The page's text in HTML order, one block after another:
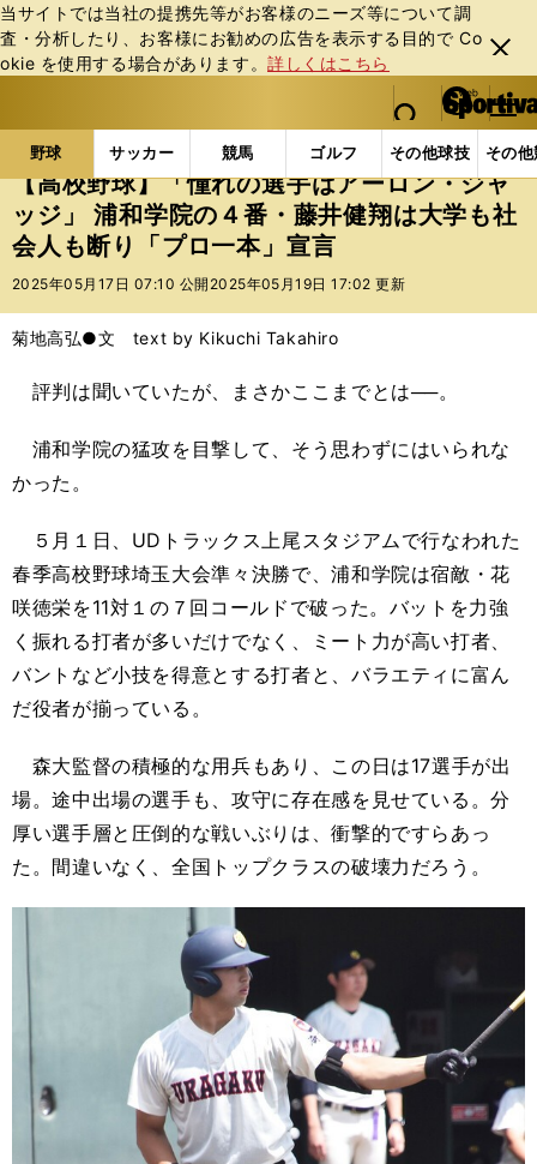
当サイトでは当社の提携先等がお客様のニーズ等について調
査・分析したり、お客様にお勧めの広告を表⽰する⽬的で Co
okie を使⽤する場合があります。詳しくはこちら
閉じ
る
web Sportiva (webスポルティーバ)
検索
マイペ
ー
ジ
メニュ
野球 サッカー 競馬 ゴルフ その他球技 その
b
ス
ポ
ル
テ
ー
バ
野球の記事一覧 高校野球他 【高校野球】「憧れの
【高校野球】「憧れの選手はアーロン・ジャ
ッジ」 浦和学院の４番・藤井健翔は大学も社
会人も断り「プロ一本」宣言
2025年05月17日 07:10 公開 2025年05月19日 17:02 更新
菊地高弘●文 text by Kikuchi Takahiro
評判は聞いていたが、まさかここまでとは──。
浦和学院の猛攻を目撃して、そう思わずにはいられな
かった。
５月１日、UDトラックス上尾スタジアムで行なわれた
春季高校野球埼玉大会準々決勝で、浦和学院は宿敵・花
咲徳栄を11対１の７回コールドで破った。バットを力強
く振れる打者が多いだけでなく、ミート力が高い打者、
バントなど小技を得意とする打者と、バラエティに富ん
だ役者が揃っている。
森大監督の積極的な用兵もあり、この日は17選手が出
場。途中出場の選手も、攻守に存在感を見せている。分
厚い選手層と圧倒的な戦いぶりは、衝撃的ですらあっ
た。間違いなく、全国トップクラスの破壊力だろう。